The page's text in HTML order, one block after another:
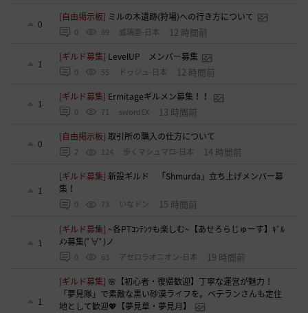
0
[自由掲示板] ミルの木遺跡(狩場)への行き方について
0 89 威璃亜-日本 12 時間前
1
[ギルド募集] LevelUP メンバー募集
0 55 ドゥジュ-日本 12 時間前
1
[ギルド募集] Ermitageギルメン募集！！
0 71 swordEX 13 時間前
0
[自由掲示板]取引所の購入の仕方について
2 124 歩くマシュマロ-日本 14 時間前
1
[ギルド募集]新設ギルド 「Shmurda」立ち上げメンバー募
集！
0 73 いなドン 15 時間前
1
[ギルド募集] ~各PTｺﾝﾃﾝﾂも楽しむ~【あせろらじゅーす】ｷﾞﾙ
ﾒﾝ募集(ﾟ∀ﾟ)ノ
0 63 アセロラオニオン-日本 19 時間前
1
[ギルド募集] 🌸【初心者・復帰歓迎】丁寧な運営が魅力！
「夢見隊」で素敵な黒い砂漠ライフを。ベテランさんも定住
地として歓迎💖【夢見草・夢見月】